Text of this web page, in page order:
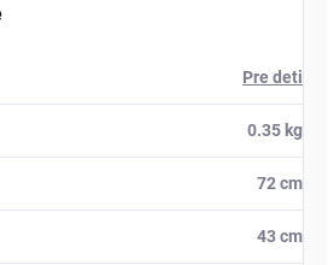
Pre deti
0.35 kg
72 cm
43 cm